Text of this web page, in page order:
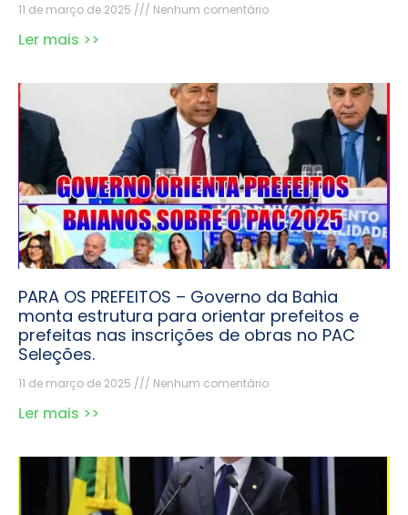
11 de março de 2025 Nenhum comentário
Ler mais >>
PARA OS PREFEITOS – Governo da Bahia
monta estrutura para orientar prefeitos e
prefeitas nas inscrições de obras no PAC
Seleções.
11 de março de 2025 Nenhum comentário
Ler mais >>